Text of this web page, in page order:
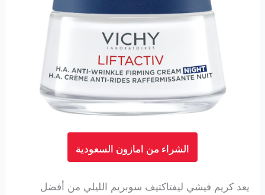
الشراء من امازون السعودية
يعد كريم فيشي ليفتاكتيف سوبريم الليلي من أفضل